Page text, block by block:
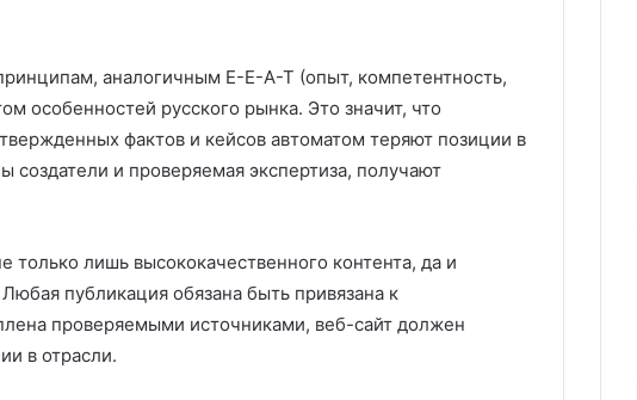
аналогичным E-E-A-T (опыт, компетентность,
особенностей русского рынка. Это значит, что
фактов и кейсов автоматом теряют позиции в
создатели и проверяемая экспертиза, получают
только лишь высококачественного контента, да и
публикация обязана быть привязана к
проверяемыми источниками, веб-сайт должен
в отрасли.